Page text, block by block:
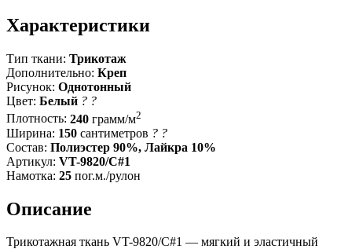
Характеристики
Тип ткани: Трикотаж
Дополнительно: Креп
Рисунок: Однотонный
Цвет: Белый ? ?
Плотность: 240 грамм/м2
Ширина: 150 сантиметров ? ?
Состав: Полиэстер 90%, Лайкра 10%
Артикул: VT-9820/C#1
Намотка: 25 пог.м./рулон
Описание
Трикотажная ткань VT-9820/C#1 — мягкий и эластичный